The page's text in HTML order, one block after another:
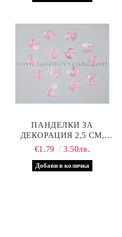
ПАНДЕЛКИ ЗА
ДЕКОРАЦИЯ 2,5 СМ,
РОЗОВИ
€1.79 3.50лв.